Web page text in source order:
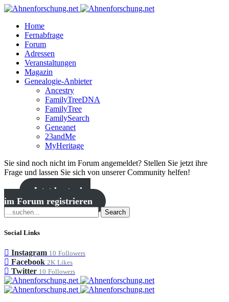
Home
Fernabfrage
Forum
Adressen
Veranstaltungen
Magazin
Genealogie-Anbieter
Ancestry
FamilyTreeDNA
FamilyTree
FamilySearch
Geneanet
23andMe
MyHeritage
Sie sind noch nicht im Forum angemeldet? Stellen Sie jetzt ihre
Frage und lassen Sie sich von unserer Community helfen!
Jetzt kostenlos
im Forum registrieren
Search
Social Links
Instagram 10 Followers
Facebook 2K Likes
Twitter 10 Followers